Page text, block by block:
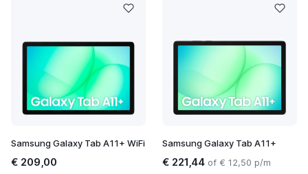
Samsung Galaxy Tab A11+ WiFi
€ 209,00
Samsung Galaxy Tab A11+
€ 221,44 of € 12,50 p/m